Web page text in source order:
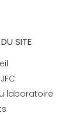
SITE
laboratoire